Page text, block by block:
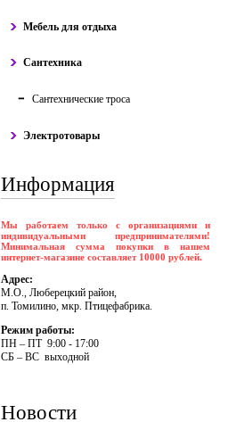
Мебель для отдыха
Сантехника
Сантехнические троса
Электротовары
Информация
Мы работаем только с организациями и
индивидуальными предпринимателями!
Минимальная сумма покупки в нашем
интернет-магазине составляет 10000 рублей.
Адрес:
М.О., Люберецкий район,
п. Томилино, мкр. Птицефабрика.
Режим работы:
ПH – ПT 9:00 - 17:00
CБ – BC выходной
Новости